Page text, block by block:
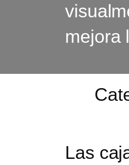
mejora
Las